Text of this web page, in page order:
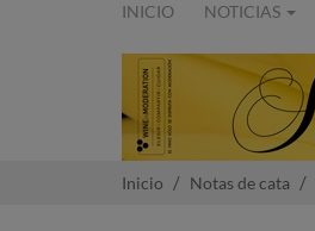
INICIO NOTICIAS
Inicio Notas de cata